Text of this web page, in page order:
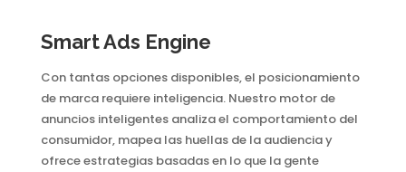
Smart Ads Engine
Con tantas opciones disponibles, el posicionamiento
de marca requiere inteligencia. Nuestro motor de
anuncios inteligentes analiza el comportamiento del
consumidor, mapea las huellas de la audiencia y
ofrece estrategias basadas en lo que la gente